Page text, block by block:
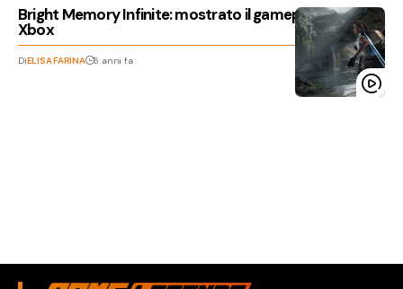
Bright Memory Infinite: mostrato il gameplay all’Inside
Xbox
DiELISA FARINA 6 anni fa